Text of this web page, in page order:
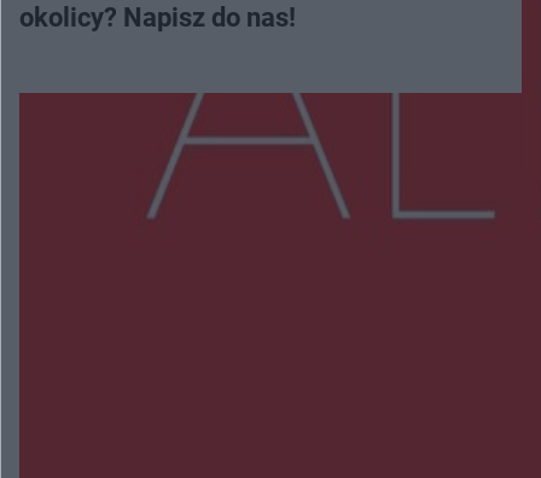
okolicy? Napisz do nas!
Więcej